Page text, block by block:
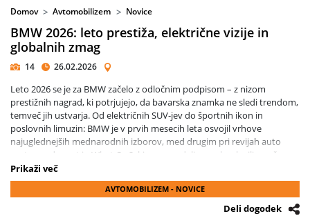
Domov Avtomobilizem Novice
BMW 2026: leto prestiža, električne vizije in
globalnih zmag
14 26.02.2026
Leto 2026 se je za BMW začelo z odločnim podpisom – z nizom
prestižnih nagrad, ki potrjujejo, da bavarska znamka ne sledi trendom,
temveč jih ustvarja. Od električnih SUV-jev do športnih ikon in
poslovnih limuzin: BMW je v prvih mesecih leta osvojil vrhove
najuglednejših mednarodnih izborov, med drugim pri revijah auto
motor und sport in What Car?, kjer so modeli znamke slavili v več
ključnih kategorijah.
V središču pozornosti stoji novi BMW iX3, prvi predstavnik generacije
Neue Klasse. Električni SUV z dosegom do 805 kilometrov (WLTP),
Prikaži več
AVTOMOBILIZEM - NOVICE
Deli dogodek